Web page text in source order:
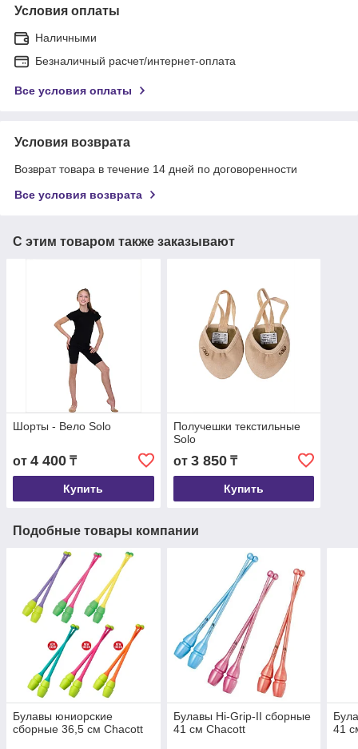
Условия оплаты
Наличными
Безналичный расчет/интернет-оплата
Все условия оплаты
Условия возврата
Возврат товара в течение 14 дней по договоренности
Все условия возврата
С этим товаром также заказывают
Шорты - Вело Solo
от 4 400 ₸
Купить
Получешки текстильные
Solo
от 3 850₸
Купить
Подобные товары компании
Булавы юниорские
сборные 36,5 см Chacott
Булавы Hi-Grip-II сборные
41 см Chacott
41